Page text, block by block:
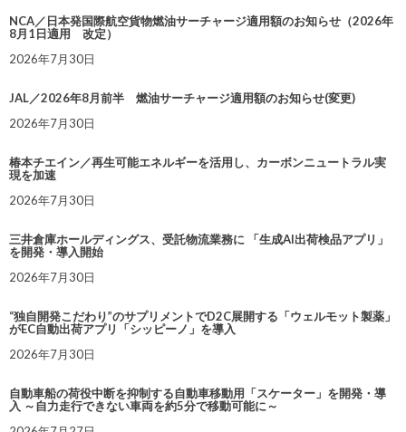
NCA／日本発国際航空貨物燃油サーチャージ適用額のお知らせ（2026年
8月1日適用 改定）
2026年7月30日
JAL／2026年8月前半 燃油サーチャージ適用額のお知らせ(変更)
2026年7月30日
椿本チエイン／再生可能エネルギーを活用し、カーボンニュートラル実
現を加速
2026年7月30日
三井倉庫ホールディングス、受託物流業務に 「生成AI出荷検品アプリ」
を開発・導入開始
2026年7月30日
“独自開発こだわり”のサプリメントでD2C展開する「ウェルモット製薬」
がEC自動出荷アプリ「シッピーノ」を導入
2026年7月30日
自動車船の荷役中断を抑制する自動車移動用「スケーター」を開発・導
入 ～自力走行できない車両を約5分で移動可能に～